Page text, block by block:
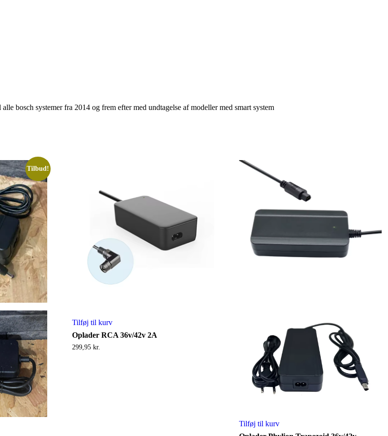
bosch systemer fra 2014 og frem efter med undtagelse af modeller med smart system
Tilbud!
Tilføj til kurv
Oplader RCA 36v/42v 2A
299,95 kr.
Tilføj til kurv